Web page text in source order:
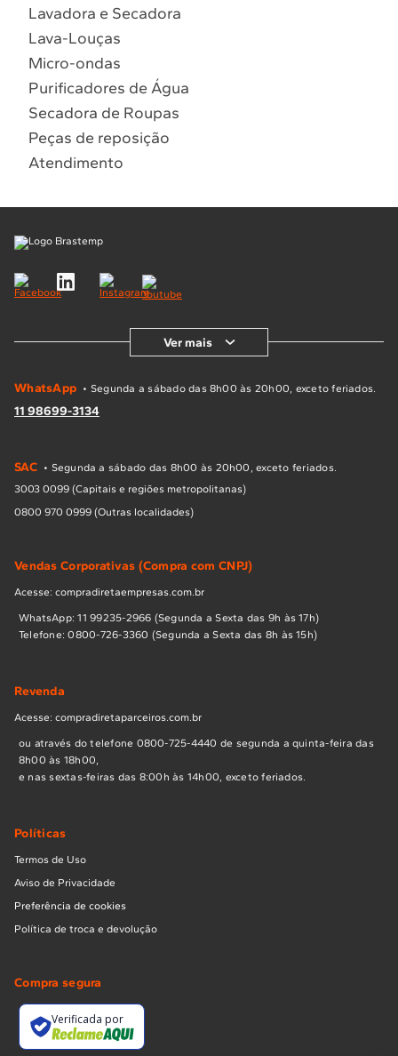
Lavadora e Secadora
Lava-Louças
Micro-ondas
Purificadores de Água
Secadora de Roupas
Peças de reposição
Atendimento
Ver mais
WhatsApp • Segunda a sábado das 8h00 às 20h00, exceto feriados.
11 98699-3134
SAC • Segunda a sábado das 8h00 às 20h00, exceto feriados.
3003 0099 (Capitais e regiões metropolitanas)
0800 970 0999 (Outras localidades)
Vendas Corporativas (Compra com CNPJ)
Acesse: compradiretaempresas.com.br
WhatsApp: 11 99235-2966 (Segunda a Sexta das 9h às 17h)
Telefone: 0800-726-3360 (Segunda a Sexta das 8h às 15h)
Revenda
Acesse: compradiretaparceiros.com.br
ou através do telefone 0800-725-4440 de segunda a quinta-feira das
8h00 às 18h00,
e nas sextas-feiras das 8:00h às 14h00, exceto feriados.
Políticas
Termos de Uso
Aviso de Privacidade
Preferência de cookies
Política de troca e devolução
Compra segura
Verificada por